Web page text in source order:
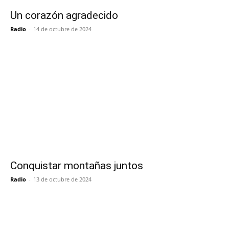
Un corazón agradecido
Radio - 14 de octubre de 2024
Conquistar montañas juntos
Radio - 13 de octubre de 2024